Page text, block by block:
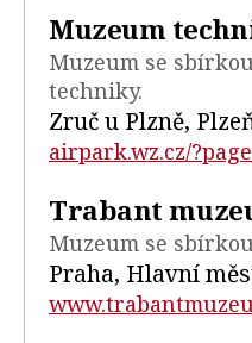
Muzeum
Muzeum se
techniky.
Zruč u Plzně,
airpark.wz.cz/
Trabant
Muzeum se
Praha, Hlavní